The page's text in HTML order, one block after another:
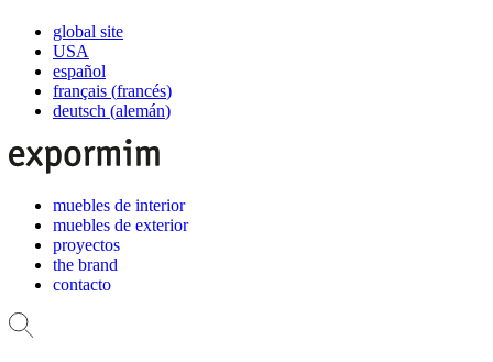
global site
USA
español
français (francés)
deutsch (alemán)
muebles de interior
muebles de exterior
proyectos
the brand
contacto